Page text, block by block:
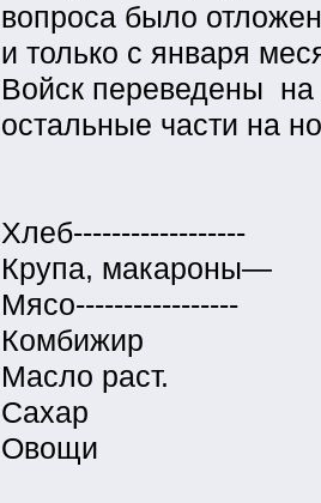
вопроса было
и только с января
Войск переведены
остальные части на
Крупа,
Масло